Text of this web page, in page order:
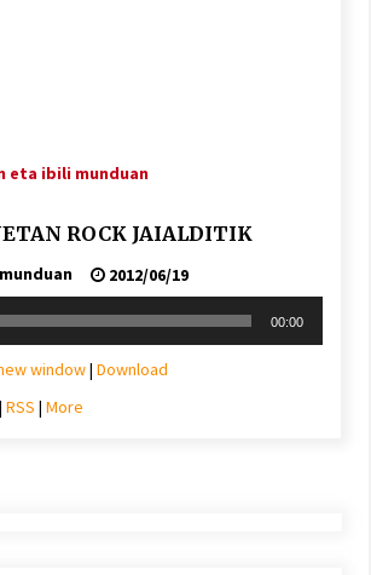
eta ibili munduan
ROCK JAIALDITIK
2012/06/19
00:00
window| Download
RSS | More